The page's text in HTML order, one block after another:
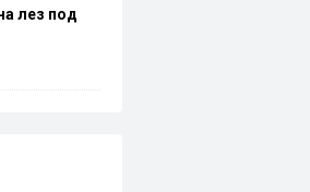
лез под